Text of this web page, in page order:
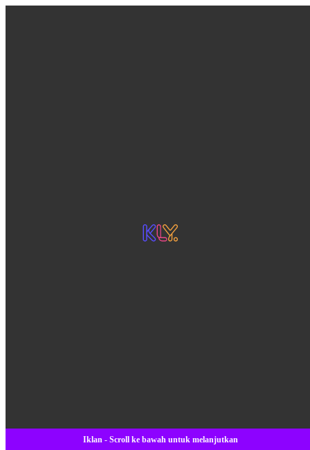
Iklan - Scroll ke bawah untuk melanjutkan